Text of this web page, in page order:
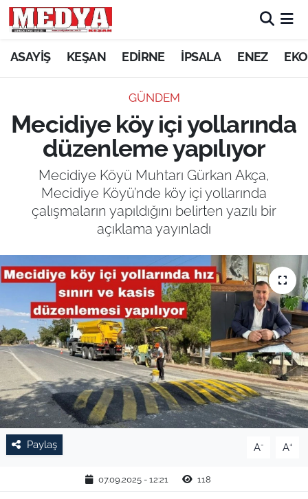
ASAYİŞ KEŞAN EDİRNE İPSALA ENEZ
GÜNDEM
Mecidiye köy içi yollarında
düzenleme yapılıyor
Mecidiye Köyü Muhtarı Gürkan Akça,
Mecidiye Köyü’nde köy içi yollarında
çalışmaların yapıldığını belirten yazılı bir
açıklama yayınladı
Paylaş A- A+
07.09.2025 - 12:21 118
KEŞAN
ASAYİŞ
SİYASET
GÜNDEM
SAĞLIK
EĞİTİM
TARIM VE HAYVANCILIK
KÜLTÜR SANAT
RESMİ İLAN
SPOR